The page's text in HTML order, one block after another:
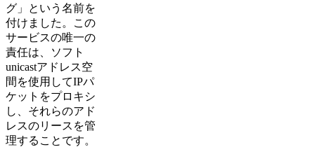
グ」という名前を
付けました。この
サービスの唯一の
責任は、ソフト
unicastアドレス空
間を使用してIPパ
ケットをプロキシ
し、それらのアド
レスのリースを管
理することです。